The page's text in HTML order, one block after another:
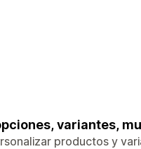
variantes,
productos y